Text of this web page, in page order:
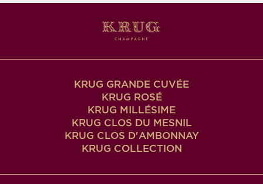
KRUG GRANDE CUVÉE
KRUG ROSÉ
KRUG MILLÉSIME
KRUG CLOS DU MESNIL
KRUG CLOS D'AMBONNAY
KRUG COLLECTION